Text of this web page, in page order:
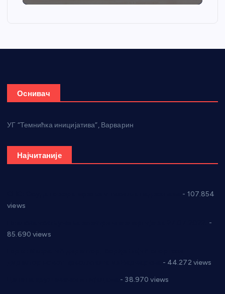
Оснивач
УГ “Темнићка иницијатива”, Варварин
Најчитаније
- 107.854
views
-
85.690 views
- 44.272 views
- 38.970 views